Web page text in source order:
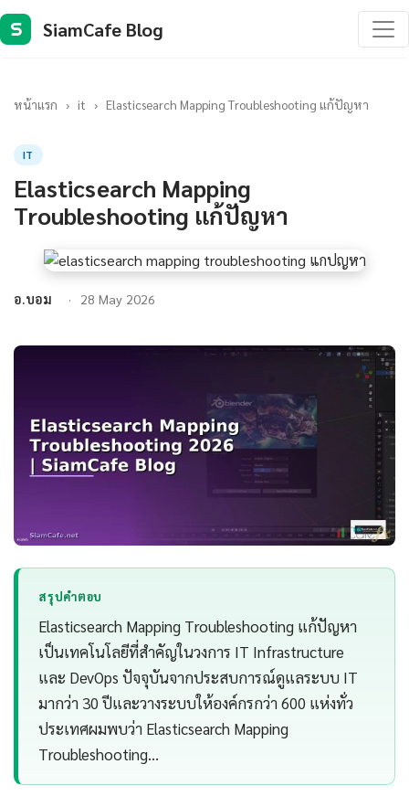
S SiamCafe Blog
หน้าแรก › it › Elasticsearch Mapping Troubleshooting แก้ปัญหา
IT
Elasticsearch Mapping
Troubleshooting แก้ปัญหา
อ.บอม 28 May 2026
สรุปคำตอบ
Elasticsearch Mapping Troubleshooting แก้ปัญหา
เป็นเทคโนโลยีที่สำคัญในวงการ IT Infrastructure
และ DevOps ปัจจุบันจากประสบการณ์ดูแลระบบ IT
มากว่า 30 ปีและวางระบบให้องค์กรกว่า 600 แห่งทั่ว
ประเทศผมพบว่า Elasticsearch Mapping
Troubleshooting…